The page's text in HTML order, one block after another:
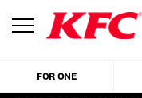
FOR ONE